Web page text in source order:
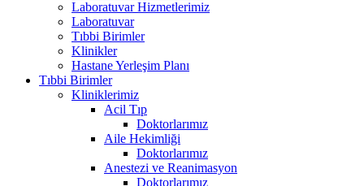
Laboratuvar Hizmetlerimiz
Laboratuvar
Tıbbi Birimler
Klinikler
Hastane Yerleşim Planı
Tıbbi Birimler
Kliniklerimiz
Acil Tıp
Doktorlarımız
Aile Hekimliği
Doktorlarımız
Anestezi ve Reanimasyon
Doktorlarımız